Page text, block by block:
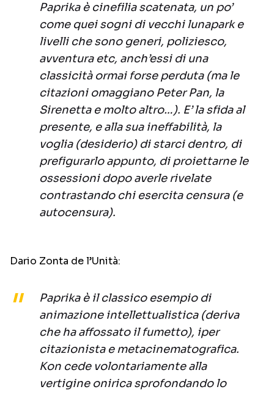
Paprikaè cinefilia scatenata, un po’
come quei sogni di vecchi lunapark e
livelli che sono generi, poliziesco,
avventura etc, anch’essi di una
classicità ormai forse perduta (ma le
citazioni omaggiano Peter Pan, la
Sirenettae molto altro…). E’ la sfida al
presente, e alla sua ineffabilità, la
voglia (desiderio) di starci dentro, di
prefigurarlo appunto, di proiettarne le
ossessioni dopo averle rivelate
contrastando chi esercita censura (e
autocensura).
Dario Zonta de l’Unità:
Paprikaè il classico esempio di
animazione intellettualistica (deriva
che ha affossato il fumetto), iper
citazionista e metacinematografica.
Kon cede volontariamente alla
vertigine onirica sprofondando lo